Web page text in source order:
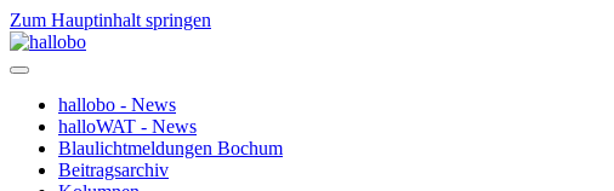
Zum Hauptinhalt springen
hallobo - News
halloWAT - News
Blaulichtmeldungen Bochum
Beitragsarchiv